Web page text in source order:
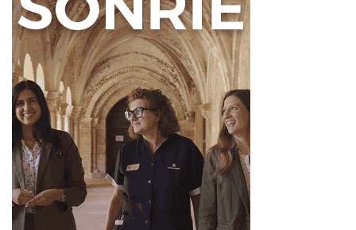
en Riello
En la comarca de Omaña, La Omañuela ofrece un baño
más tranquilo y menos urbano. El río forma pequeñas
pozas de aguas transparentes y frías, con zonas naturales
para refrescarse en plena montaña.
Es una opción perfecta para quienes buscan un plan más
pausado. Además, el entorno invita a completar la jornada
con un paseo por los pueblos de la zona.
Lo mejor: el ambiente rural, el agua limpia y la sensación